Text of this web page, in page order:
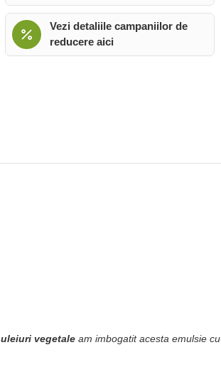
Vezi detaliile campaniilor de
reducere aici
uleiuri vegetale am imbogatit acesta emulsie cu